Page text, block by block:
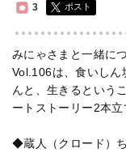
3 ポスト
みにゃさまと一緒に
Vol.106は、食いしん
んと、生きるという
ートストーリー2本立
◆蔵人（クロード）